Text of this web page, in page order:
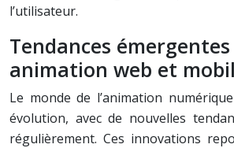
l’utilisateur.
Tendances
animation web et
Le monde de l’animation
évolution, avec de nouvelles
régulièrement. Ces innovations